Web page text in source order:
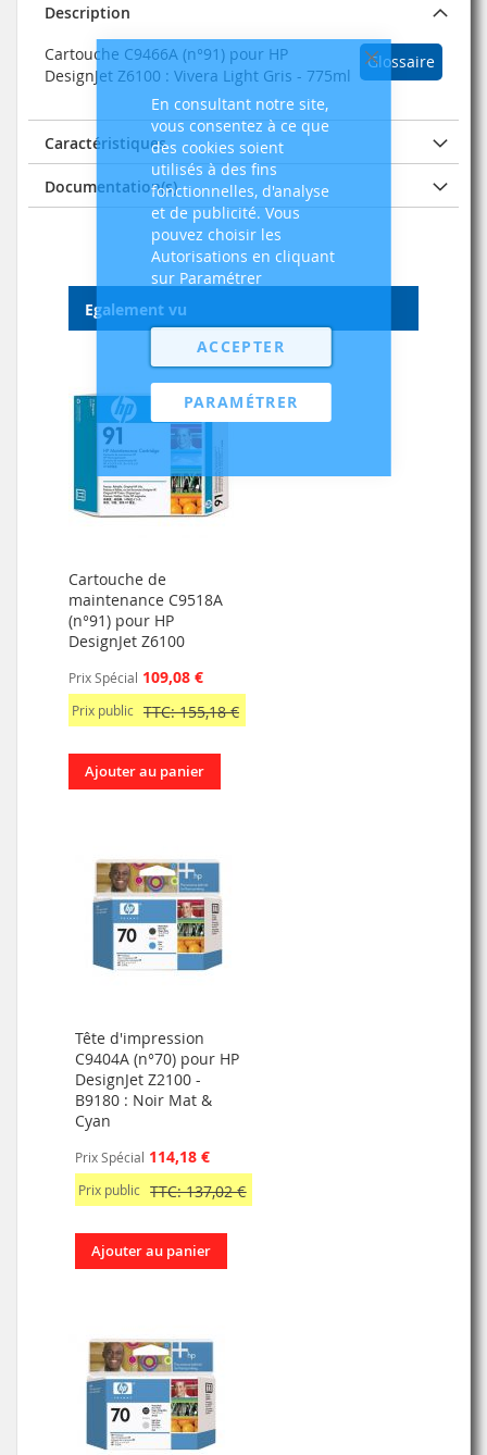
Fermer
En consultant notre site,
vous consentez à ce que
des cookies soient
utilisés à des fins
fonctionnelles, d'analyse
et de publicité. Vous
pouvez choisir les
Autorisations en cliquant
sur Paramétrer
ACCEPTER
PARAMÉTRER
Description
Glossaire
Cartouche C9466A (n°91) pour HP
DesignJet Z6100 : Vivera Light Gris - 775ml
Caractéristiques
Documentation(s)
Egalement vu
Cartouche de
maintenance C9518A
(n°91) pour HP
DesignJet Z6100
Prix Spécial 109,08 €
Prix public TTC: 155,18 €
Ajouter au panier
Tête d'impression
C9404A (n°70) pour HP
DesignJet Z2100 -
B9180 : Noir Mat &
Cyan
Prix Spécial 114,18 €
Prix public TTC: 137,02 €
Ajouter au panier